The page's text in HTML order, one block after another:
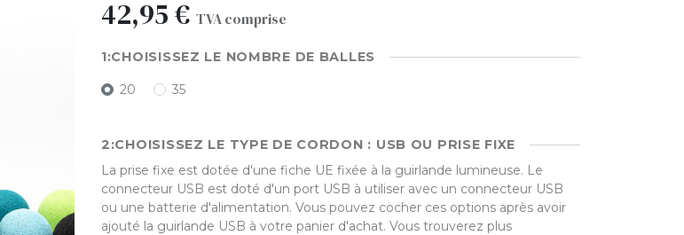
42,95€ TVA comprise
CHOISISSEZ LE NOMBRE DE BALLES
20 35
CHOISISSEZ LE TYPE DE CORDON : USB OU PRISE FIXE
La prise fixe est dotée d'une fiche UE fixée à la guirlande lumineuse. Le
connecteur USB est doté d'un port USB à utiliser avec un connecteur USB
ou une batterie d'alimentation. Vous pouvez cocher ces options après avoir
ajouté la guirlande USB à votre panier d'achat. Vous trouverez plus